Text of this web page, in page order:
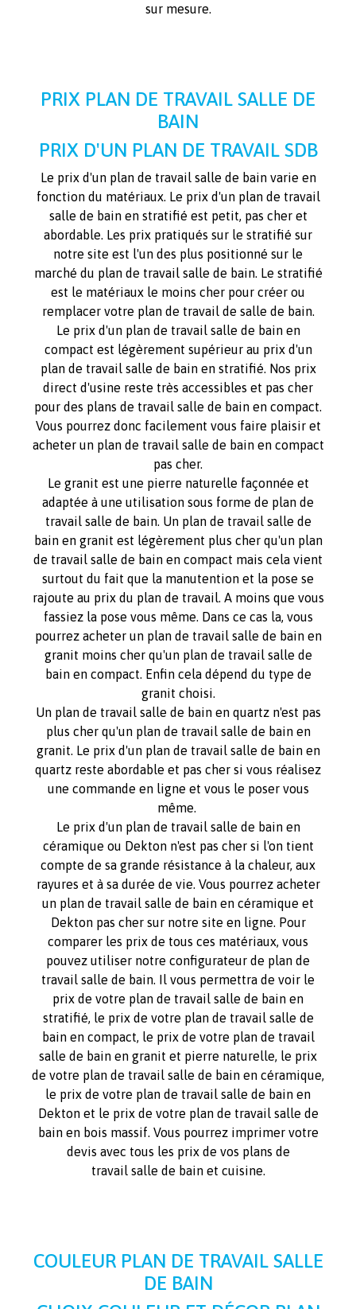
sur mesure.
PRIX PLAN DE TRAVAIL SALLE DE
BAIN
PRIX D'UN PLAN DE TRAVAIL SDB
Le prix d'un plan de travail salle de bain varie en
fonction du matériaux. Le prix d'un plan de travail
salle de bain en stratifié est petit, pas cher et
abordable. Les prix pratiqués sur le stratifié sur
notre site est l'un des plus positionné sur le
marché du plan de travail salle de bain. Le stratifié
est le matériaux le moins cher pour créer ou
remplacer votre plan de travail de salle de bain.
Le prix d'un plan de travail salle de bain en
compact est légèrement supérieur au prix d'un
plan de travail salle de bain en stratifié. Nos prix
direct d'usine reste très accessibles et pas cher
pour des plans de travail salle de bain en compact.
Vous pourrez donc facilement vous faire plaisir et
acheter un plan de travail salle de bain en compact
pas cher.
Le granit est une pierre naturelle façonnée et
adaptée à une utilisation sous forme de plan de
travail salle de bain. Un plan de travail salle de
bain en granit est légèrement plus cher qu'un plan
de travail salle de bain en compact mais cela vient
surtout du fait que la manutention et la pose se
rajoute au prix du plan de travail. A moins que vous
fassiez la pose vous même. Dans ce cas la, vous
pourrez acheter un plan de travail salle de bain en
granit moins cher qu'un plan de travail salle de
bain en compact. Enfin cela dépend du type de
granit choisi.
Un plan de travail salle de bain en quartz n'est pas
plus cher qu'un plan de travail salle de bain en
granit. Le prix d'un plan de travail salle de bain en
quartz reste abordable et pas cher si vous réalisez
une commande en ligne et vous le poser vous
même.
Le prix d'un plan de travail salle de bain en
céramique ou Dekton n'est pas cher si l'on tient
compte de sa grande résistance à la chaleur, aux
rayures et à sa durée de vie. Vous pourrez acheter
un plan de travail salle de bain en céramique et
Dekton pas cher sur notre site en ligne. Pour
comparer les prix de tous ces matériaux, vous
pouvez utiliser notre configurateur de plan de
travail salle de bain. Il vous permettra de voir le
prix de votre plan de travail salle de bain en
stratifié, le prix de votre plan de travail salle de
bain en compact, le prix de votre plan de travail
salle de bain en granit et pierre naturelle, le prix
de votre plan de travail salle de bain en céramique,
le prix de votre plan de travail salle de bain en
Dekton et le prix de votre plan de travail salle de
bain en bois massif. Vous pourrez imprimer votre
devis avec tous les prix de vos plans de
travail salle de bain et cuisine.
COULEUR PLAN DE TRAVAIL SALLE
DE BAIN